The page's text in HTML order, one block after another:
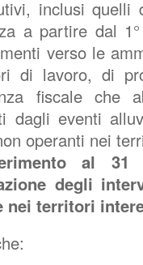
inclusi quelli
a partire dal
verso le
di lavoro, di
fiscale che
dagli eventi
operanti nei
al 31
degli
nei territori